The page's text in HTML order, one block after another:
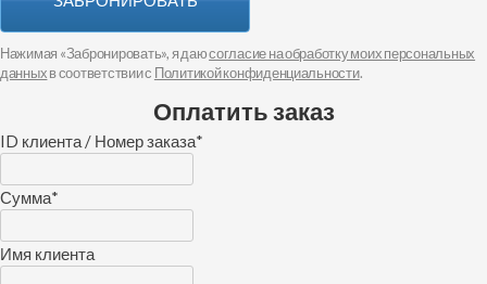
Нажимая «Забронировать», я даюсогласие на обработку моих персональных
данныхв соответствии с Политикой конфиденциальности.
Оплатить заказ
ID клиента / Номер заказа*
Сумма*
Имя клиента